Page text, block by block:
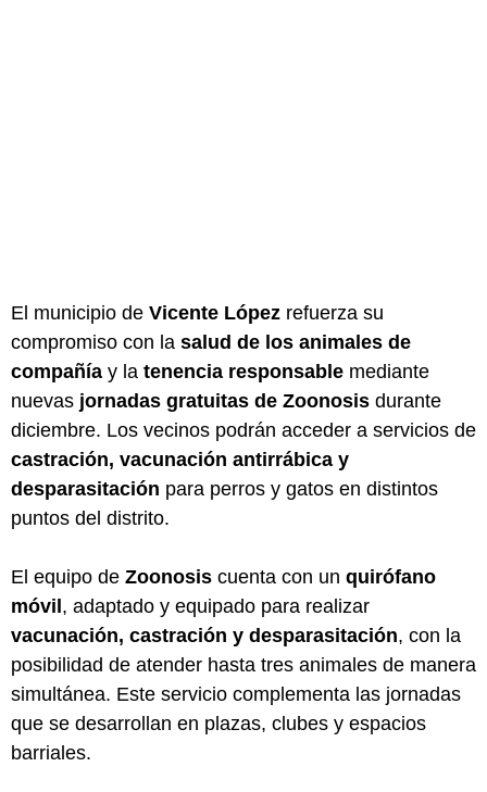
El municipio de Vicente López refuerza su
compromiso con la salud de los animales de
compañía y la tenencia responsable mediante
nuevas jornadas gratuitas de Zoonosis durante
diciembre. Los vecinos podrán acceder a servicios de
castración, vacunación antirrábica y
desparasitación para perros y gatos en distintos
puntos del distrito.
El equipo de Zoonosis cuenta con un quirófano
móvil, adaptado y equipado para realizar
vacunación, castración y desparasitación, con la
posibilidad de atender hasta tres animales de manera
simultánea. Este servicio complementa las jornadas
que se desarrollan en plazas, clubes y espacios
barriales.